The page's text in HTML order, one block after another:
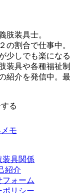
肢装具士。
の割合で仕事中。
少しでも楽にな
装具や各種福祉
紹介を発信中。
る
モ
装具関係
紹介
フォーム
ポリシー